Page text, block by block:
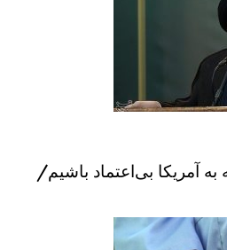
آمریکا بی‌اعتماد باشیم/